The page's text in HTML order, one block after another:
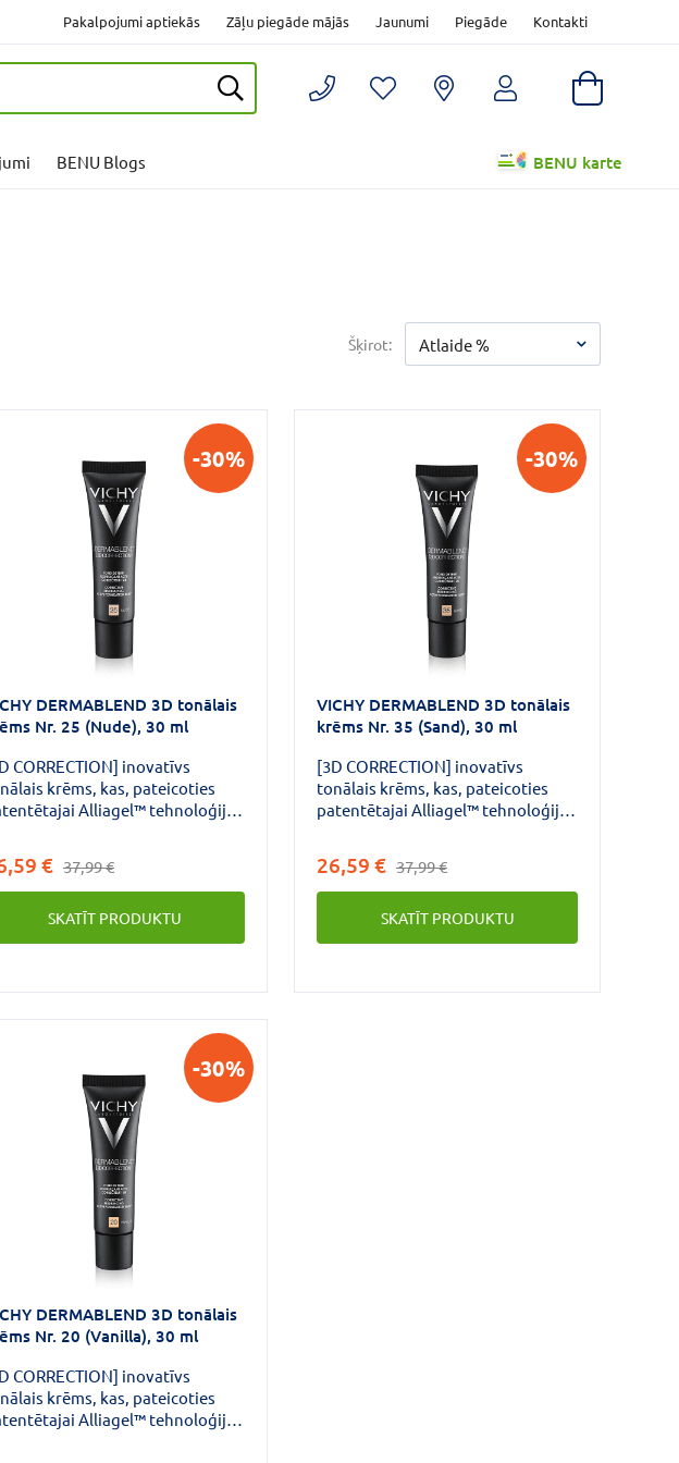
Pakalpojumi aptiekās Zāļu piegāde mājās Jaunumi Piegāde Kontakti
BENU Blogs BENU karte
Šķirot: Atlaide %
-30%
DERMABLEND 3D tonālais
Nr. 25 (Nude), 30 ml
CORRECTION] inovatīvs
krēms, kas, pateicoties
Alliagel™ tehnoloģijai,
kārtu: Mīkstā un
tekstūra optiski izkliedē
un nomaskē ādas
Virsmu izlīdzinošs
virsmas defektus, tā radot
lieliski noklāj krāsas
€ 37,99 €
SKATĪT PRODUKTU
-30%
VICHY DERMABLEND 3D tonālais
krēms Nr. 35 (Sand), 30 ml
[3D CORRECTION] inovatīvs
tonālais krēms, kas, pateicoties
patentētajai Alliagel™ tehnoloģijai,
pārklājuma kārtu: Mīkstā un
elastīgā tekstūra optiski izkliedē
gaismu un nomaskē ādas
nepilnības Virsmu izlīdzinošs
26,59 € 37,99 €
SKATĪT PRODUKTU
-30%
DERMABLEND 3D tonālais
Nr. 20 (Vanilla), 30 ml
CORRECTION] inovatīvs
krēms, kas, pateicoties
Alliagel™ tehnoloģijai,